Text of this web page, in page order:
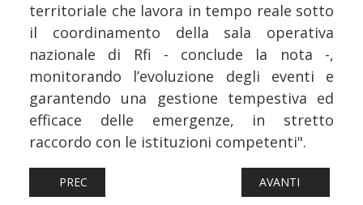
territoriale che lavora in tempo reale sotto
il coordinamento della sala operativa
nazionale di Rfi - conclude la nota -,
monitorando l’evoluzione degli eventi e
garantendo una gestione tempestiva ed
efficace delle emergenze, in stretto
raccordo con le istituzioni competenti".
ARTICOLO PRECEDENTE: METROMARE, IN ARRIVO
PREC ARTICOLO
AVANTI